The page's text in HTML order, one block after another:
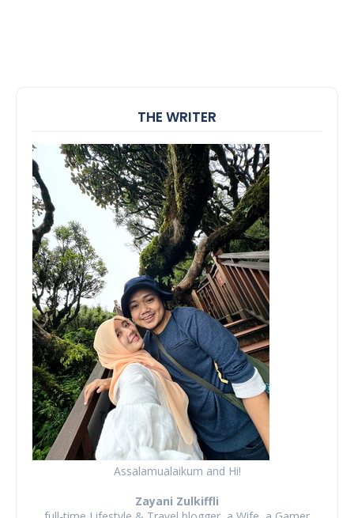
THE WRITER
Assalamualaikum and Hi!
Zayani Zulkiffli